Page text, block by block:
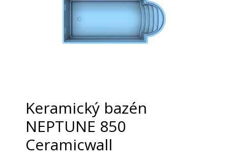
Keramický bazén
NEPTUNE 850
Ceramicwall